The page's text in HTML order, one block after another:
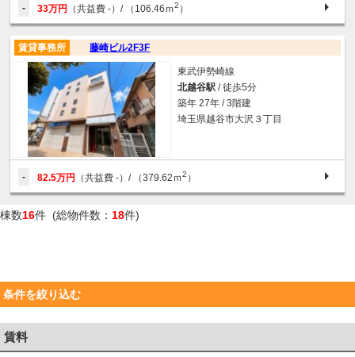
- 33万円 （共益費 -）/ （106.46ｍ2 ）
藤崎ビル2F3F
賃貸事務所
東武伊勢崎線
北越谷駅 / 徒歩5分
築年 27年 / 3階建
埼玉県越谷市大沢３丁目
- 82.5万円 （共益費 -）/ （379.62ｍ2 ）
棟数16件 (総物件数： 18件)
条件を絞り込む
賃料